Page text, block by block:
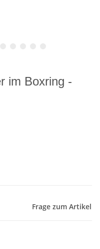
im Boxring -
Frage zum Artikel